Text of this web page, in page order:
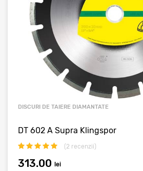
DISCURI DE TAIERE DIAMANTATE
DT 602 A Supra Klingspor
(2 recenzii)
313.00 lei